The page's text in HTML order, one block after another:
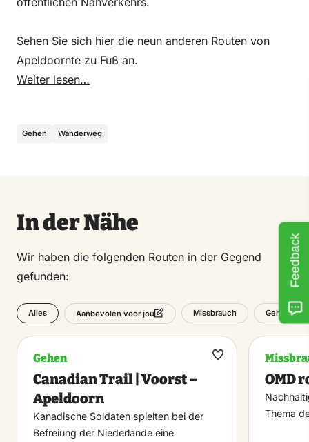
Sehen Sie sich hier die neun anderen Routen von
Apeldoornte zu Fuß an.
Weiter lesen…
Gehen Wanderweg
In der Nähe
Wir haben die folgenden Routen in der Gegend
gefunden:
Alles Aanbevolen voor jou Missbrauch Gehen
Gehen
Canadian Trail | Voorst –
Apeldoorn
Kanadische Soldaten spielten bei der
Befreiung der Niederlande eine
Maak
OMD
Thema
Feedback